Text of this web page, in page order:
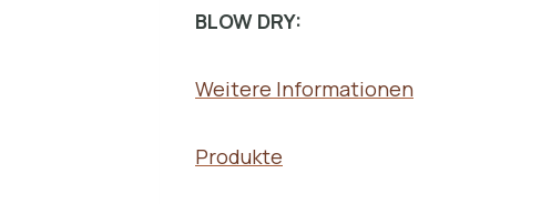
BLOW DRY:
Weitere Informationen
Produkte